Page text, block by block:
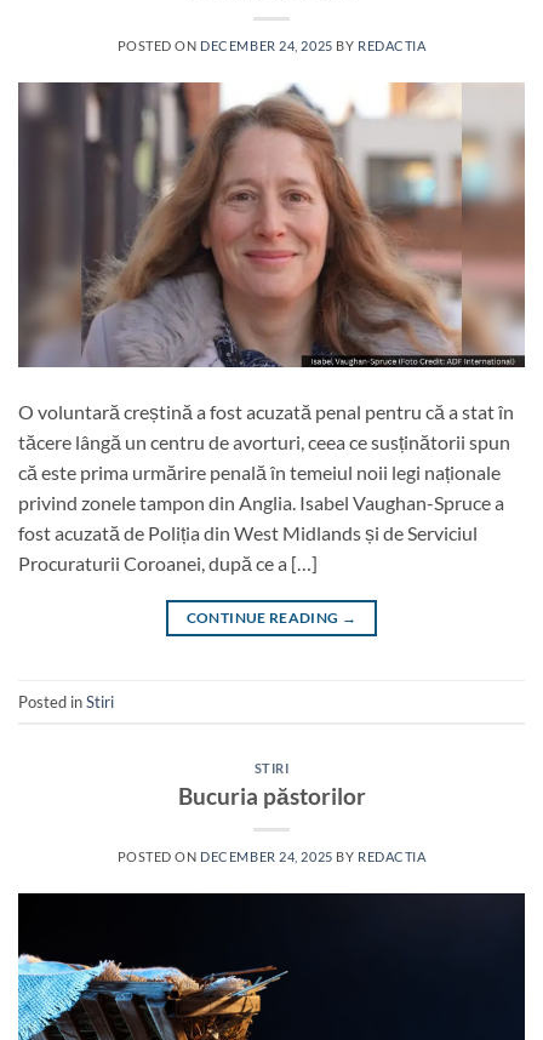
POSTED ON DECEMBER 24, 2025 BY REDACTIA
O voluntară creștină a fost acuzată penal pentru că a stat în
tăcere lângă un centru de avorturi, ceea ce susținătorii spun
că este prima urmărire penală în temeiul noii legi naționale
privind zonele tampon din Anglia. Isabel Vaughan-Spruce a
fost acuzată de Poliția din West Midlands și de Serviciul
Procuraturii Coroanei, după ce a […]
CONTINUE READING →
Posted inStiri
STIRI
Bucuria păstorilor
POSTED ON DECEMBER 24, 2025 BY REDACTIA